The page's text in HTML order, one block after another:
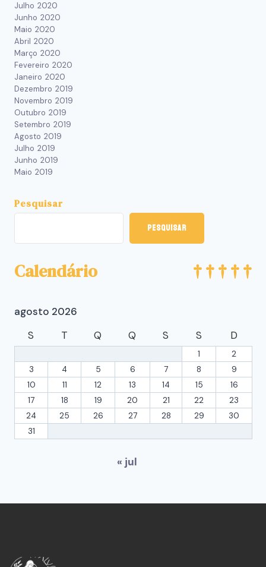
Julho 2020
Junho 2020
Maio 2020
Abril 2020
Março 2020
Fevereiro 2020
Janeiro 2020
Dezembro 2019
Novembro 2019
Outubro 2019
Setembro 2019
Agosto 2019
Julho 2019
Junho 2019
Maio 2019
Pesquisar
Pesquisar
Calendário
agosto 2026
S
T Q Q S S D
1
2
3
4 5 6 7 8
9
10
11 12 13 14 15
16
17
18 19 20 21 22
23
24
25 26 27 28 29
30
31
« jul